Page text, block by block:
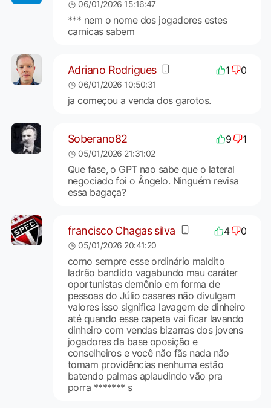
06/01/2026 15:16:47
*** nem o nome dos jogadores estes
carnicas sabem
Adriano Rodrigues 1 0
06/01/2026 10:50:31
ja começou a venda dos garotos.
Soberano82 9 1
05/01/2026 21:31:02
Que fase, o GPT nao sabe que o lateral
negociado foi o Ângelo. Ninguém revisa
essa bagaça?
francisco Chagas silva 4 0
05/01/2026 20:41:20
como sempre esse ordinário maldito
ladrão bandido vagabundo mau caráter
oportunistas demônio em forma de
pessoas do Júlio casares não divulgam
valores isso significa lavagem de dinheiro
até quando esse capeta vai ficar lavando
dinheiro com vendas bizarras dos jovens
jogadores da base oposição e
conselheiros e você não fãs nada não
tomam providências nenhuma estão
batendo palmas aplaudindo vão pra
porra ******* s